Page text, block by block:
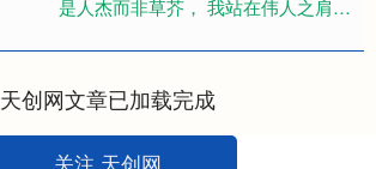
是人杰而非草芥， 我站在伟人之肩藐
坪女子高中的这段誓词时....
天创网文章已加载完成
关注 天创网